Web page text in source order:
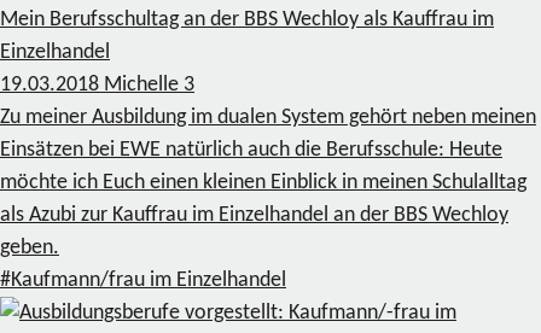
Mein Berufsschultag an der BBS Wechloy als Kauffrau im
Einzelhandel
19.03.2018 Michelle 3
Zu meiner Ausbildung im dualen System gehört neben meinen
Einsätzen bei EWE natürlich auch die Berufsschule: Heute
möchte ich Euch einen kleinen Einblick in meinen Schulalltag
als Azubi zur Kauffrau im Einzelhandel an der BBS Wechloy
geben.
#Kaufmann/frau im Einzelhandel